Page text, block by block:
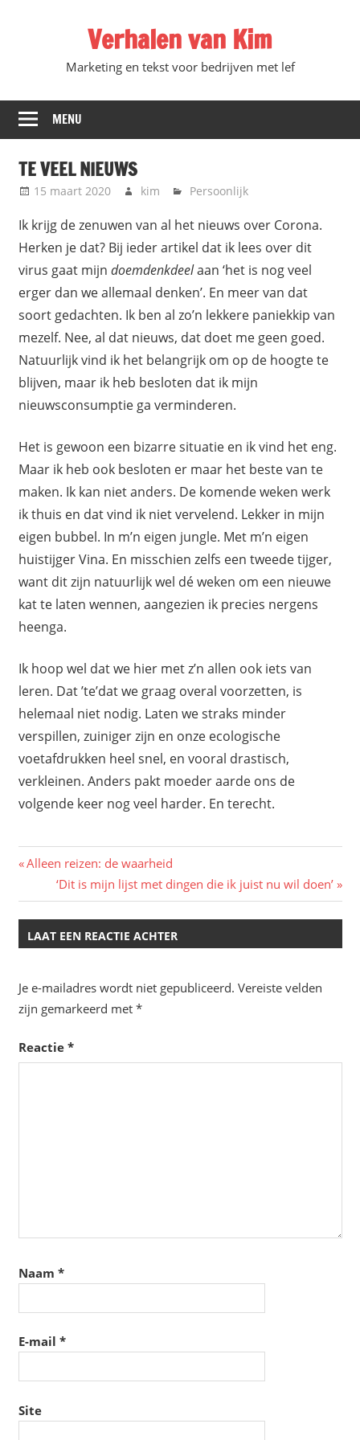
Verhalen van Kim
Marketing en tekst voor bedrijven met lef
MENU
TE VEEL NIEUWS
15 maart 2020 kim Persoonlijk
Ik krijg de zenuwen van al het nieuws over Corona.
Herken je dat? Bij ieder artikel dat ik lees over dit
virus gaat mijn doemdenkdeelaan ‘het is nog veel
erger dan we allemaal denken’. En meer van dat
soort gedachten. Ik ben al zo’n lekkere paniekkip van
mezelf. Nee, al dat nieuws, dat doet me geen goed.
Natuurlijk vind ik het belangrijk om op de hoogte te
blijven, maar ik heb besloten dat ik mijn
nieuwsconsumptie ga verminderen.
Het is gewoon een bizarre situatie en ik vind het eng.
Maar ik heb ook besloten er maar het beste van te
maken. Ik kan niet anders. De komende weken werk
ik thuis en dat vind ik niet vervelend. Lekker in mijn
eigen bubbel. In m’n eigen jungle. Met m’n eigen
huistijger Vina. En misschien zelfs een tweede tijger,
want dit zijn natuurlijk wel dé weken om een nieuwe
kat te laten wennen, aangezien ik precies nergens
heenga.
Ik hoop wel dat we hier met z’n allen ook iets van
leren. Dat ’te’dat we graag overal voorzetten, is
helemaal niet nodig. Laten we straks minder
verspillen, zuiniger zijn en onze ecologische
voetafdrukken heel snel, en vooral drastisch,
verkleinen. Anders pakt moeder aarde ons de
volgende keer nog veel harder. En terecht.
Bericht
navigatie
Vorig
bericht:
Alleen reizen: de waarheid
Volgend
bericht:
‘Dit is mijn lijst met dingen die ik juist nu wil doen’
LAAT EEN REACTIE ACHTER
Je e-mailadres wordt niet gepubliceerd. Vereiste velden
zijn gemarkeerd met *
Reactie *
Naam *
E-mail *
Site